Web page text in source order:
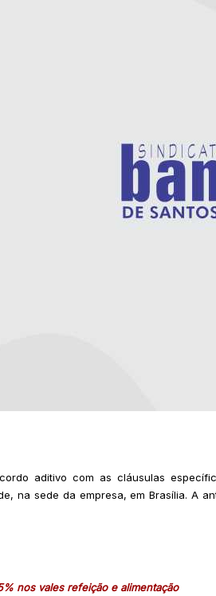
aditivo com as cláusulas
na sede da empresa, em Brasília. A
nos vales refeição e alimentação